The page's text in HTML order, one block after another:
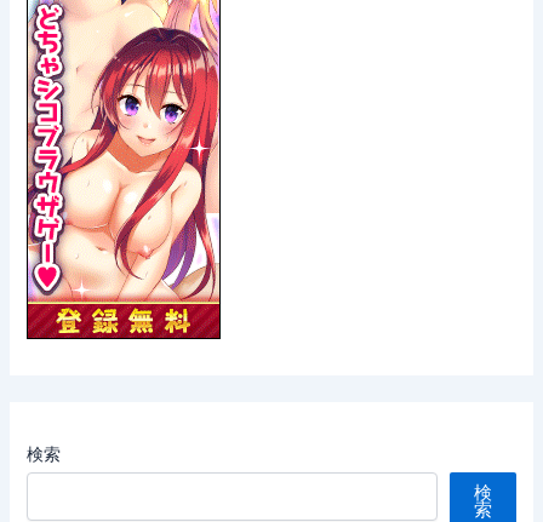
検索
検
索